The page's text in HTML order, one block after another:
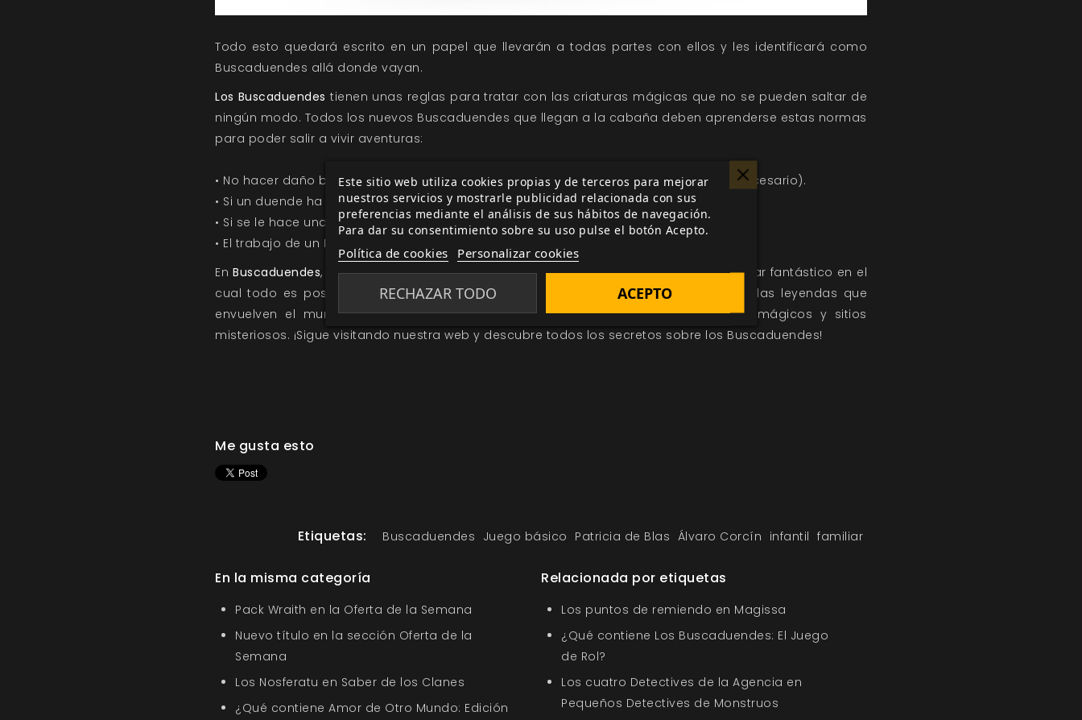
Todo esto quedará escrito en un papel que llevarán a todas partes con ellos y les identificará como
Buscaduendes allá donde vayan.
Los Buscaduendes tienen unas reglas para tratar con las criaturas mágicas que no se pueden saltar de
ningún modo. Todos los nuevos Buscaduendes que llegan a la cabaña deben aprenderse estas normas
para poder salir a vivir aventuras:
• No hacer daño bajo ningún concepto a los seres mágicos (si no es estrictamente necesario).
• Si un duende ha cumplido su trato con un mago o bruja, se le dejará en libertad.
• Si se le hace una promesa a un duende, se deberá cumplir cueste lo que cueste.
• El trabajo de un Buscaduendes es secreto.
EnBuscaduendes, el juego de rol dePatricia de BlasyÁlvaro Corcín, encontrarás un lugar fantástico en el
cual todo es posible y donde vivirás aventuras como si fueras el protagonista de las leyendas que
envuelven el mundo. Aquí se esconden duendes, brujas, hadas, magos, objetos mágicos y sitios
misteriosos. ¡Sigue visitando nuestra web y descubre todos los secretos sobre los Buscaduendes!
Me gusta esto
Etiquetas: Buscaduendes Juego básico Patricia de Blas Álvaro Corcín infantil familiar
En la misma categoría
Pack Wraith en la Oferta de la Semana
Nuevo título en la sección Oferta de la
Semana
Los Nosferatu en Saber de los Clanes
¿Qué contiene Amor de Otro Mundo: Edición
Relacionada por etiquetas
Los puntos de remiendo en Magissa
¿Qué contiene Los Buscaduendes: El Juego
de Rol?
Los cuatro Detectives de la Agencia en
Pequeños Detectives de Monstruos
Este sitio web utiliza cookies propias y de terceros para mejorar
nuestros servicios y mostrarle publicidad relacionada con sus
preferencias mediante el análisis de sus hábitos de navegación.
Para dar su consentimiento sobre su uso pulse el botón Acepto.
Política de cookies Personalizar cookies
RECHAZAR TODO ACEPTO